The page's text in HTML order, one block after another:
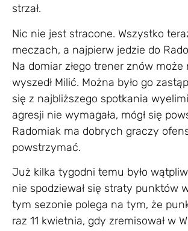
strzał.
Nic nie jest stracone. Wszystko
meczach, a najpierw jedzie do
Na domiar złego trener znów
wyszedł Milić. Można było go
się z najbliższego spotkania
agresji nie wymagała, mógł się
Radomiak ma dobrych graczy
powstrzymać.
Już kilka tygodni temu było
nie spodziewał się straty punktów
tym sezonie polega na tym, że
raz 11 kwietnia, gdy zremisował w